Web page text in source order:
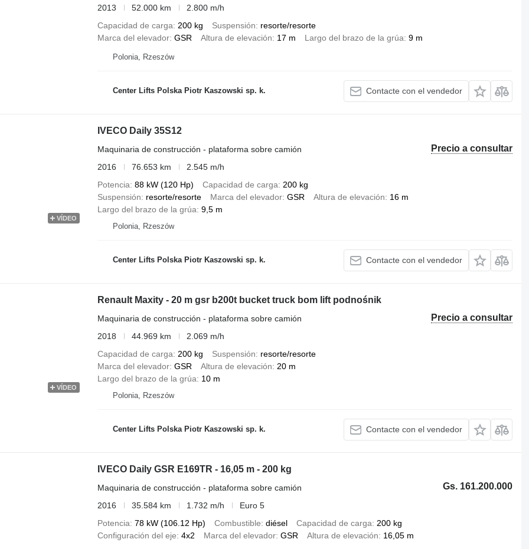
2013
52.000 km
2.800 m/h
Capacidad de carga
200 kg Suspensión
resorte/resorte
Marca del elevador GSR Altura de elevación 17 m Largo del brazo de la grúa 9 m
Polonia, Rzeszów
Center Lifts Polska Piotr Kaszowski sp. k. Contacte con el vendedor
VÍDEO
IVECO Daily 35S12
Precio a consultar
Maquinaria de construcción - plataforma sobre camión
2016
76.653 km
2.545 m/h
Potencia 88 kW (120 Hp) Capacidad de carga
200 kg
Suspensión
resorte/resorte Marca del elevador GSR Altura de elevación
16 m
Largo del brazo de la grúa 9,5 m
Polonia, Rzeszów
Center Lifts Polska Piotr Kaszowski sp. k. Contacte con el vendedor
VÍDEO
Renault Maxity - 20 m gsr b200t bucket truck bom lift podnośnik
Precio a consultar
Maquinaria de construcción - plataforma sobre camión
2018
44.969 km
2.069 m/h
Capacidad de carga
200 kg Suspensión
resorte/resorte
Marca del elevador GSR Altura de elevación
20 m
Largo del brazo de la grúa
10 m
Polonia, Rzeszów
Center Lifts Polska Piotr Kaszowski sp. k. Contacte con el vendedor
IVECO Daily GSR E169TR - 16,05 m - 200 kg
Gs. 161.200.000
Maquinaria de construcción - plataforma sobre camión
2016
35.584 km 1.732 m/h
Euro 5
Potencia 78 kW (106.12 Hp) Combustible diésel Capacidad de carga
200 kg
Configuración del eje 4x2 Marca del elevador GSR Altura de elevación 16,05 m